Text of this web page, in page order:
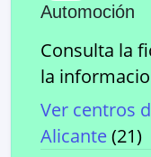
Automoción
Consulta la
la
Ver centros
Alicante(21)